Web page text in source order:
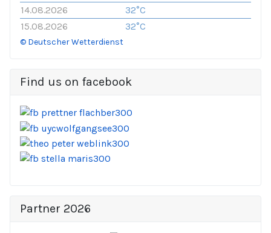
14.08.2026
32°C
15.08.2026
32°C
© Deutscher Wetterdienst
Find us on facebook
Partner 2026